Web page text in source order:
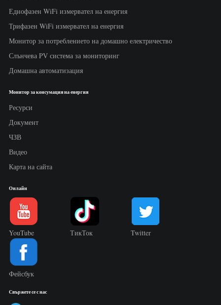
Еднофазен WiFi измервател на енергия
Трифазен WiFi измервател на енергия
Монитор за потреблението на домашно електричество
Слънчева PV система за мониторинг
Домашна автоматизация
Монитор за консумация на енергия
Ресурси
Документ
ЧЗВ
Видео
Карта на сайта
Онлайн
YouTube ТикТок Twitter
Фейсбук
Свържете се с нас